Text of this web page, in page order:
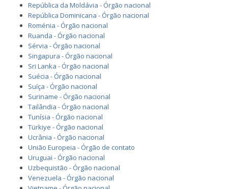
República da Moldávia - Órgão nacional
República Dominicana - Órgão nacional
Roménia - Órgão nacional
Ruanda - Órgão nacional
Sérvia - Órgão nacional
Singapura - Órgão nacional
Sri Lanka - Órgão nacional
Suécia - Órgão nacional
Suíça - Órgão nacional
Suriname - Órgão nacional
Tailândia - Órgão nacional
Tunísia - Órgão nacional
Türkiye - Órgão nacional
Ucrânia - Órgão nacional
União Europeia - Órgão de contato
Uruguai - Órgão nacional
Uzbequistão - Órgão nacional
Venezuela - Órgão nacional